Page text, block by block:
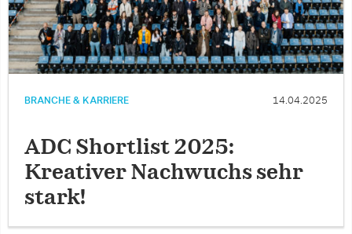
BRANCHE & KARRIERE 14.04.2025
ADC Shortlist 2025:
Kreativer Nachwuchs sehr
stark!